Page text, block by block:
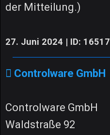
der Mitteilung.)
27. Juni 2024 | ID: 16517
Controlware GmbH
Controlware GmbH
Waldstraße 92